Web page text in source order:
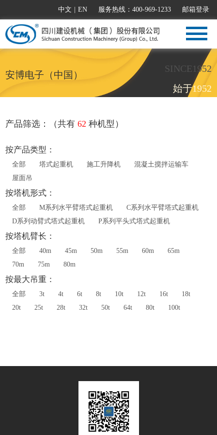
中文 EN 服务热线：400-969-1233 邮箱登录
安博电子（中国）
SINCE1952
始于1952
产品筛选：（共有62 种机型）
按产品类型：
全部 塔式起重机 施工升降机
混凝土搅拌运输车
屋面吊
按塔机形式：
全部 M系列水平臂塔式起重机
C系列水平臂塔式起重机
D系列动臂式塔式起重机
P系列平头式塔式起重机
按塔机臂长：
全部 40m 45m 50m 55m 60m
65m
70m
75m 80m
按最大吊重：
全部 3t 4t 6t 8t 10t 12t 16t
18t
20t
25t 28t 32t 50t 64t 80t 100t